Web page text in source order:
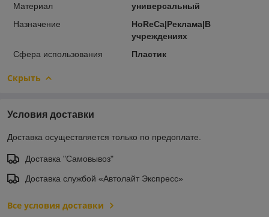
Материал
универсальный
Назначение
HoReCa|Реклама|В
учреждениях
Сфера использования
Пластик
Скрыть
Условия доставки
Доставка осуществляется только по предоплате.
Доставка "Самовывоз"
Доставка службой «Автолайт Экспресс»
Все условия доставки